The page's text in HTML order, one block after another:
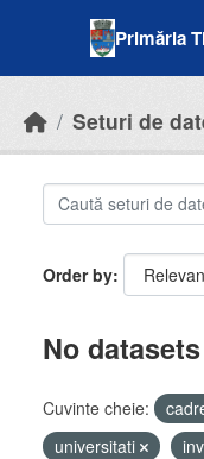
Primăria
Seturi de
Order by
No
Cuvinte cheie:
universitati